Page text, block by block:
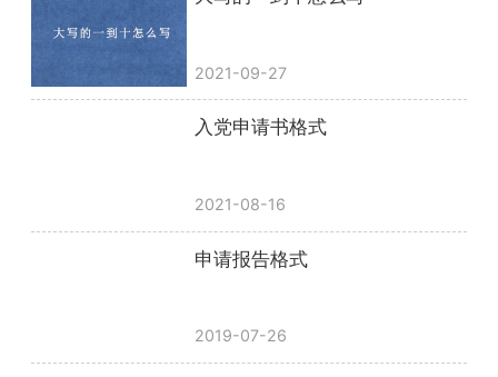
2021-09-27
入党申请书格式
2021-08-16
申请报告格式
2019-07-26